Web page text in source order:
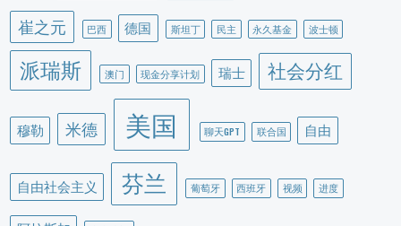
崔之元 巴西 德国 斯坦丁 民主 永久基金 波士顿
派瑞斯 澳门 现金分享计划 瑞士 社会分红
穆勒 米德 美国 聊天GPT 联合国 自由
自由社会主义 芬兰 葡萄牙 西班牙 视频 进度